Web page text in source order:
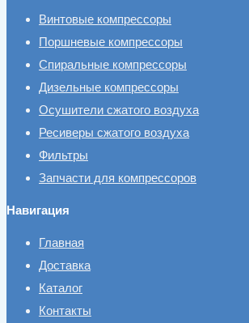
Винтовые компрессоры
Поршневые компрессоры
Спиральные компрессоры
Дизельные компрессоры
Осушители сжатого воздуха
Ресиверы сжатого воздуха
Фильтры
Запчасти для компрессоров
Навигация
Главная
Доставка
Каталог
Контакты